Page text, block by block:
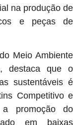
na produção de
e peças de
Meio Ambiente
destaca que o
sustentáveis é
Competitivo e
a promoção do
em baixas